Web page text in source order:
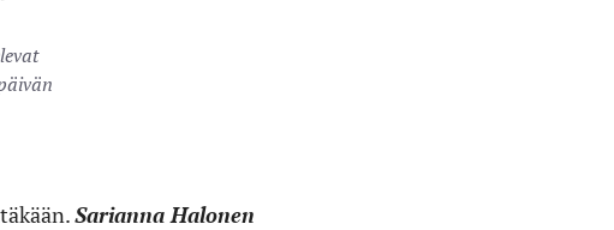
Sarianna Halonen